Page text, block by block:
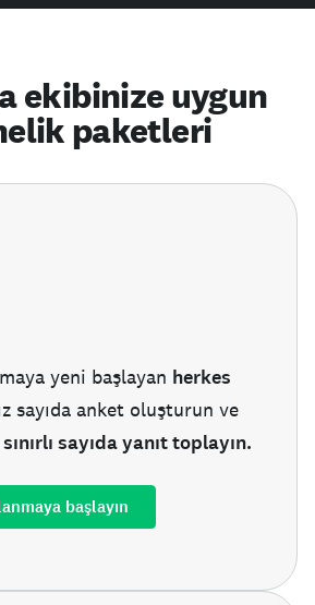
ekibinize uygun
paketleri
yeni başlayan herkes
sayıda anket oluşturun ve
sayıda yanıt toplayın.
başlayın